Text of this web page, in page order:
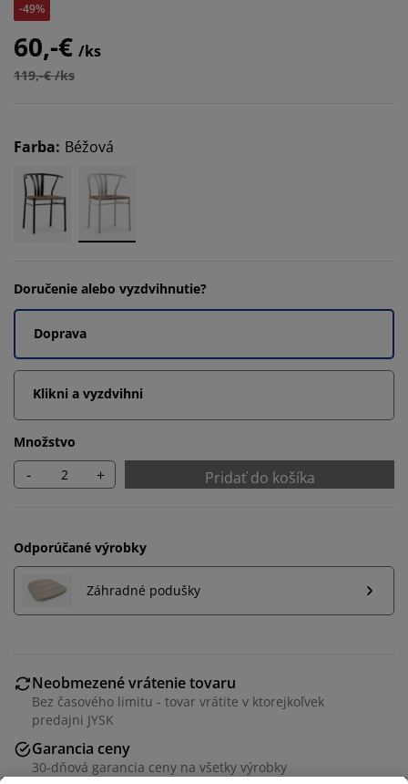
-49%
60,-€ /ks
119,-€ /ks
Farba: Béžová
Doručenie alebo vyzdvihnutie?
Doprava
Klikni a vyzdvihni
Množstvo
- + Pridať do košíka
Odporúčané výrobky
Záhradné podušky
Neobmezené vrátenie tovaru
Bez časového limitu - tovar vrátite v ktorejkoľvek
predajni JYSK
Garancia ceny
30-dňová garancia ceny na všetky výrobky